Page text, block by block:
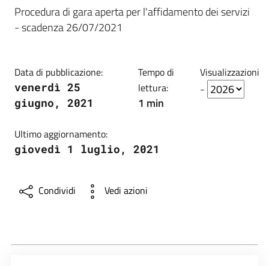
Procedura di gara aperta per l'affidamento dei servizi
- scadenza 26/07/2021
Data di pubblicazione:
venerdì 25
giugno, 2021
Tempo di
lettura:
1 min
Visualizzazioni
-
Ultimo aggiornamento:
giovedì 1 luglio, 2021
Condividi Vedi azioni